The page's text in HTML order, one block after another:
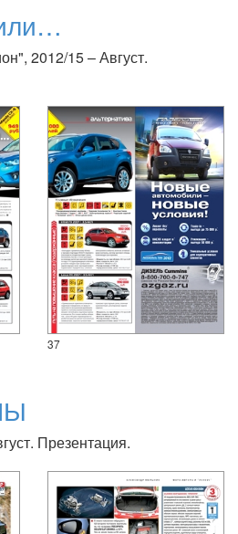
2012/15 – Август.
37
Презентация.